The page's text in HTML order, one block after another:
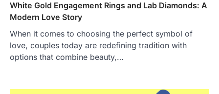
White Gold Engagement Rings and Lab Diamonds: A
Modern Love Story
When it comes to choosing the perfect symbol of
love, couples today are redefining tradition with
options that combine beauty,…